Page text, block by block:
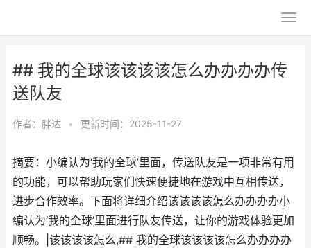
## 我的全球该该该该怎么办办办办传
送队友
作者： 胖达 • 更新时间：2025-11-27
摘要：小编认为‘我的全球’里面，传送队友是一项非常有用
的功能，可以帮助玩家们快速便捷地在游戏中互相传送，
进步合作效率。下面将详细介绍该该该该怎么办办办办小
编认为‘我的全球’里面进行队友传送，让你的游戏体验更加
顺畅。|该该该该怎么,## 我的全球该该该该怎么办办办办